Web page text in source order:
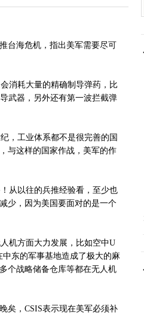
台海危机，指出美军需要尽可
消耗大量的精确制导弹药，比
武器，另外还有第一波拦截弹
，工业体系都不是很完善的国
与这样的国家作战，美军的作
从以往的兵推经验看，至少也
少，因为美国要面对的是一个
机方面大力发展，比如空中U
东的军事基地造成了极大的麻
个战略储备仓库等都在无人机
矣，CSIS表示现在美军必须补